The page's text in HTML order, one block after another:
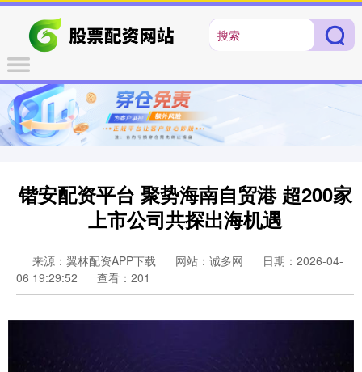
锴安配资平台 聚势海南自贸港 超200家
上市公司共探出海机遇
来源：翼林配资APP下载 网站：诚多网
日期：2026-04-
06 19:29:52
查看：201